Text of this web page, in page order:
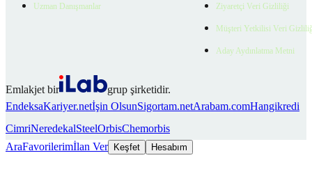
Uzman Danışmanlar Ziyaretçi Veri Gizliliği
Müşteri Yetkilisi Veri
Aday Aydınlatma Metni
Emlakjet bir
grup şirketidir.
EndeksaKariyer.netİşin OlsunSigortam.netArabam.comHangikredi
CimriNeredekalSteelOrbisChemorbis
AraFavorilerimİlan Ver Keşfet Hesabım